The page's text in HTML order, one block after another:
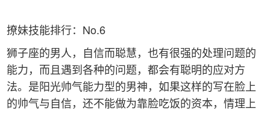
撩妹技能排行：No.6
狮子座的男人，自信而聪慧，也有很强的处理问题的
能力，而且遇到各种的问题，都会有聪明的应对方
法。是阳光帅气能力型的男神，如果这样的写在脸上
的帅气与自信，还不能做为靠脸吃饭的资本，情理上